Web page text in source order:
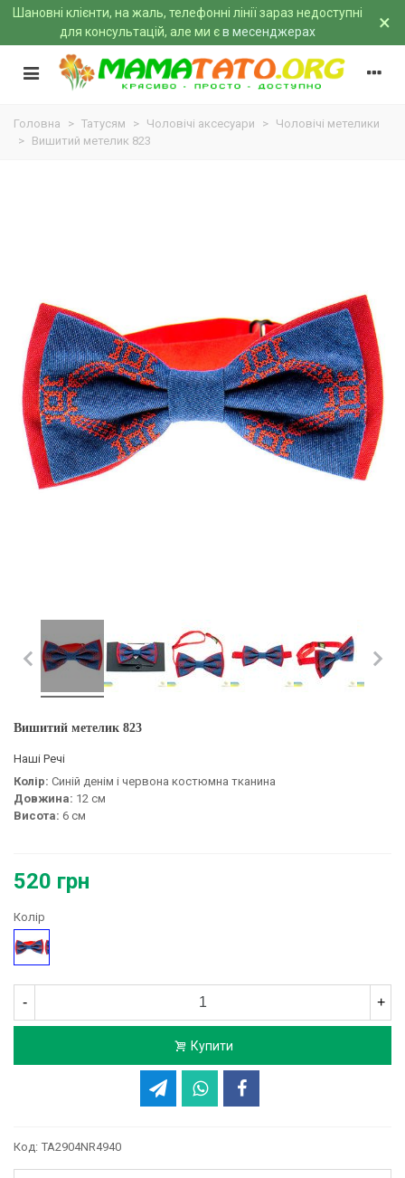
Шановні клієнти, на жаль, телефонні лінії зараз недоступні
для консультацій, але ми єв месенджерах ×
Головна > Татусям > Чоловічі аксесуари > Чоловічі метелики
> Вишитий метелик 823
Вишитий метелик 823
Наші Речі
Колір: Cиній денім і червона костюмна тканина
Довжина: 12 см
Висота: 6 см
520 грн
Колір
Малюнок
- +
Купити
Код: TA2904NR4940